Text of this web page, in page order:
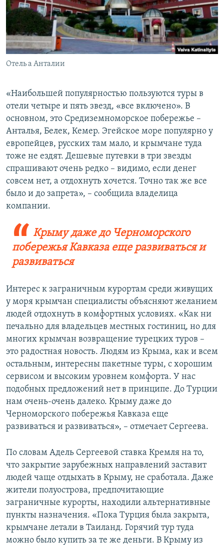
Отель а Анталии
«Наибольшей популярностью пользуются туры в
отели четыре и пять звезд, «все включено». В
основном, это Средиземноморское побережье –
Анталья, Белек, Кемер. Эгейское море популярно у
европейцев, русских там мало, и крымчане туда
тоже не ездят. Дешевые путевки в три звезды
спрашивают очень редко – видимо, если денег
совсем нет, а отдохнуть хочется. Точно так же все
было и до запрета», – сообщила владелица
компании.
Крыму даже до Черноморского
побережья Кавказа еще развиваться и
развиваться
Интерес к заграничным курортам среди живущих
у моря крымчан специалисты объясняют желанием
людей отдохнуть в комфортных условиях. «Как ни
печально для владельцев местных гостиниц, но для
многих крымчан возвращение турецких туров –
это радостная новость. Людям из Крыма, как и всем
остальным, интересны пакетные туры, с хорошим
сервисом и высоким уровнем комфорта. У нас
подобных предложений нет в принципе. До Турции
нам очень-очень далеко. Крыму даже до
Черноморского побережья Кавказа еще
развиваться и развиваться», – отмечает Сергеева.
По словам Адель Сергеевой ставка Кремля на то,
что закрытие зарубежных направлений заставит
людей чаще отдыхать в Крыму, не сработала. Даже
жители полуострова, предпочитающие
заграничные курорты, находили альтернативные
пункты назначения. «Пока Турция была закрыта,
крымчане летали в Таиланд. Горячий тур туда
можно было купить за те же деньги. В Крыму из